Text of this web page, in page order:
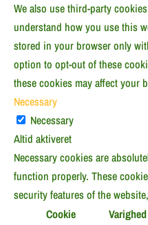
We also use third-party
understand how you use this
stored in your browser only
option to opt-out of these
these cookies may affect your
Necessary
Necessary
Altid aktiveret
Necessary cookies are
function properly. These
security features of the
Cookie
Varighed